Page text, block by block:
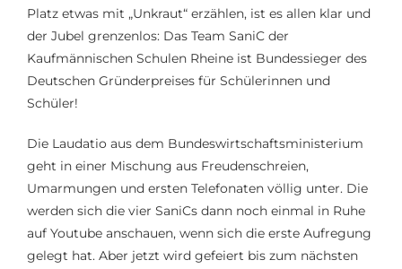
Platz etwas mit „Unkraut“ erzählen, ist es allen klar und
der Jubel grenzenlos: Das Team SaniC der
Kaufmännischen Schulen Rheine ist Bundessieger des
Deutschen Gründerpreises für Schülerinnen und
Schüler!
Die Laudatio aus dem Bundeswirtschaftsministerium
geht in einer Mischung aus Freudenschreien,
Umarmungen und ersten Telefonaten völlig unter. Die
werden sich die vier SaniCs dann noch einmal in Ruhe
auf Youtube anschauen, wenn sich die erste Aufregung
gelegt hat. Aber jetzt wird gefeiert bis zum nächsten